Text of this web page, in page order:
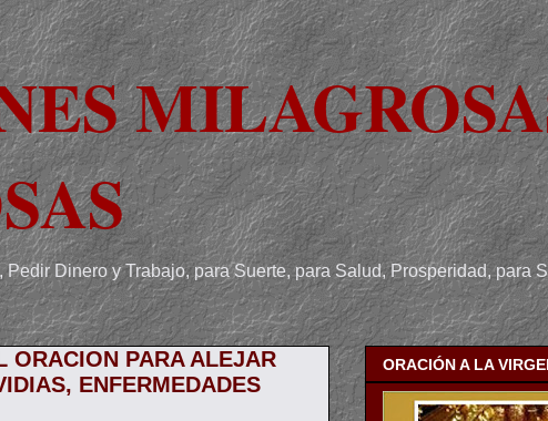
Pedir Dinero y Trabajo, para Suerte, para Salud, Prosperidad, para
ORACION PARA ALEJAR
ENFERMEDADES
ORACIÓN A LA